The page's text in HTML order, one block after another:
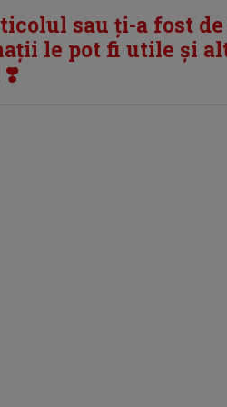
sau ți-a fost
le pot fi utile și
❣️